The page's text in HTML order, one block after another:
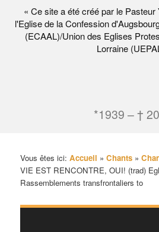
« Ce site a été créé par le Pasteur
l'Eglise de la Confession
(ECAAL)/Union des Eglises
Lorraine
*1939 – †
Vous êtes ici:Accueil »Chants »
VIE EST RENCONTRE, OUI! (trad)
Rassemblements transfrontaliers to